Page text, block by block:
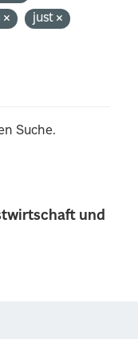
und
just
Suche.